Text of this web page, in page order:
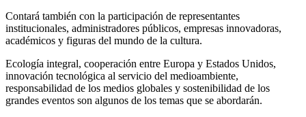
Contará también con la participación de representantes
institucionales, administradores públicos, empresas innovadoras,
académicos y figuras del mundo de la cultura.
Ecología integral, cooperación entre Europa y Estados Unidos,
innovación tecnológica al servicio del medioambiente,
responsabilidad de los medios globales y sostenibilidad de los
grandes eventos son algunos de los temas que se abordarán.